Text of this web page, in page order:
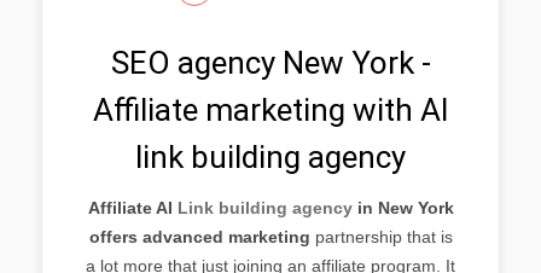
SEO agency New York -
Affiliate marketing with AI
link building agency
Affiliate AI Link building agencyin New York
offers advanced marketing partnership that is
a lot more that just joining an affiliate program. It